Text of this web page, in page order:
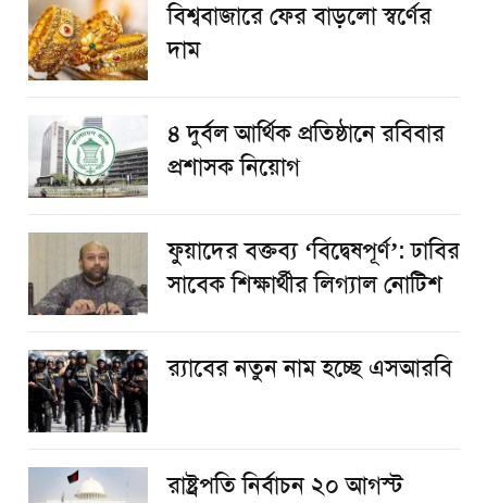
বিশ্ববাজারে ফের বাড়লো স্বর্ণের
দাম
৪ দুর্বল আর্থিক প্রতিষ্ঠানে রবিবার
প্রশাসক নিয়োগ
ফুয়াদের বক্তব্য ‘বিদ্বেষপূর্ণ’: ঢাবির
সাবেক শিক্ষার্থীর লিগ্যাল নোটিশ
র‌্যাবের নতুন নাম হচ্ছে এসআরবি
রাষ্ট্রপতি নির্বাচন ২০ আগস্ট